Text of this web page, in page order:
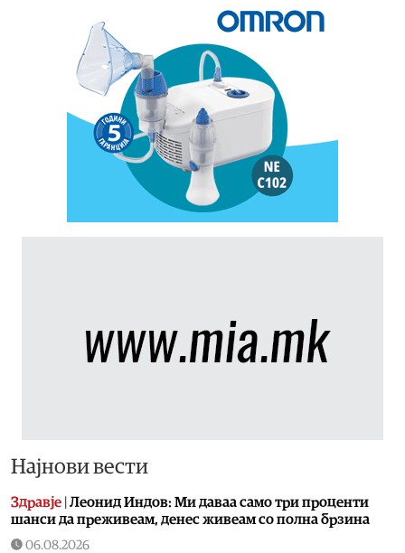
Најнови вести
Здравје | Леонид Индов: Ми даваа само три проценти
шанси да преживеам, денес живеам со полна брзина
06.08.2026